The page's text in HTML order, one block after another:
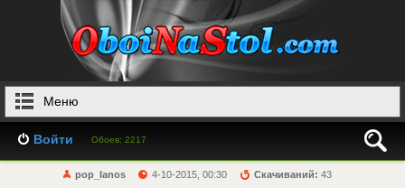
Меню
Войти Обоев: 2217
pop_lanos 4-10-2015, 00:30 Скачиваний: 43